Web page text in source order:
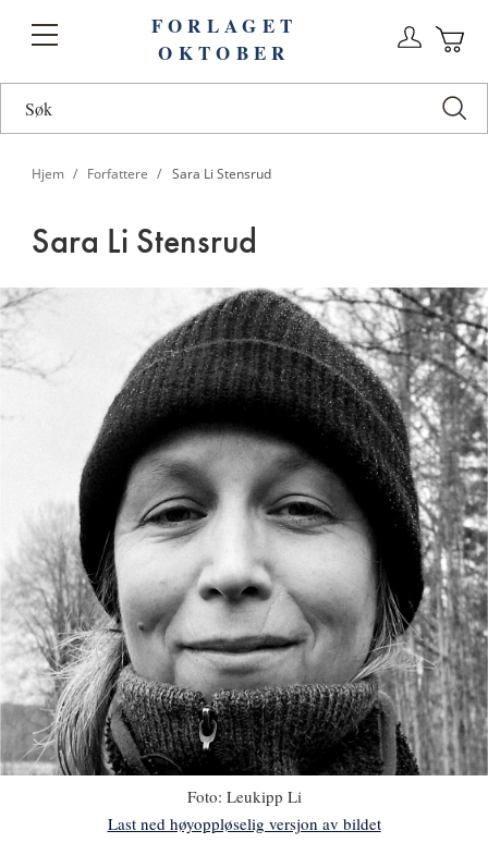
Toggle
FORLAGET
OKTOBER
Hjem Forfattere Sara Li Stensrud
Sara Li Stensrud
Foto: Leukipp Li
Last ned høyoppløselig versjon av bildet